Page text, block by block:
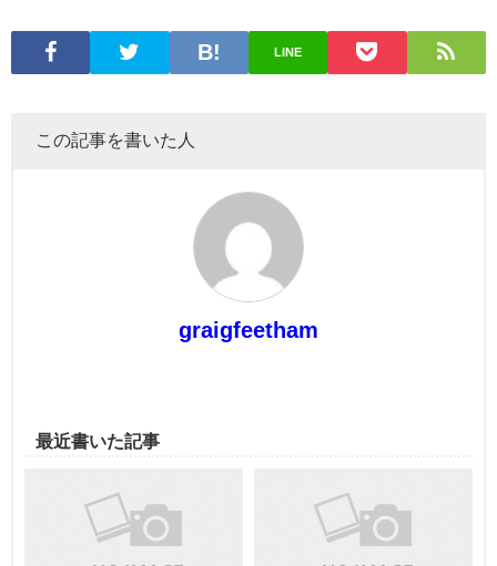
LINE
この記事を書いた人
graigfeetham
最近書いた記事